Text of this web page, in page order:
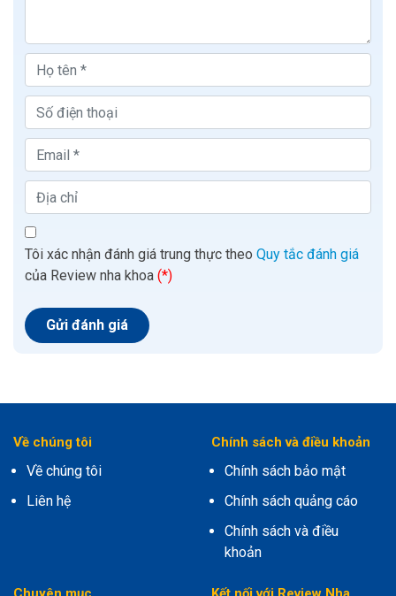
Tôi xác nhận đánh giá trung thực theo Quy tắc đánh giá
của Review nha khoa (*)
Về chúng tôi
Về chúng tôi
Liên hệ
Chính sách và điều khoản
Chính sách bảo mật
Chính sách quảng cáo
Chính sách và điều
khoản